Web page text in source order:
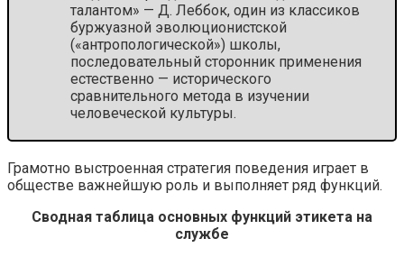
талантом» — Д. Леббок, один из классиков
буржуазной эволюционистской
(«антропологической») школы,
последовательный сторонник применения
естественно — исторического
сравнительного метода в изучении
человеческой культуры.
Грамотно выстроенная стратегия поведения играет в
обществе важнейшую роль и выполняет ряд функций.
Сводная таблица основных функций этикета на
службе